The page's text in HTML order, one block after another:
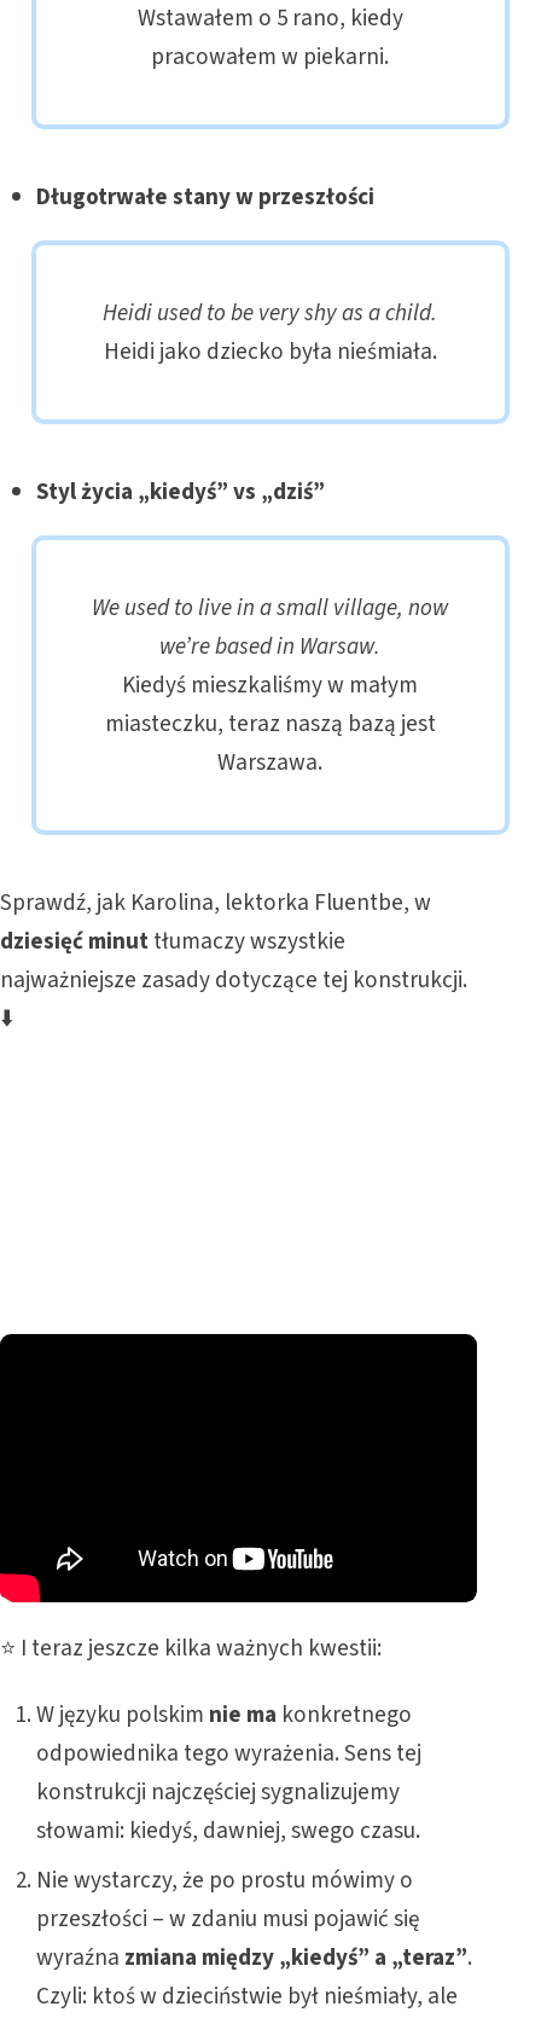
Wstawałem o 5 rano, kiedy
pracowałem w piekarni.
Długotrwałe stany w przeszłości
Heidi used to be very shy as a child.
Heidi jako dziecko była nieśmiała.
Styl życia „kiedyś” vs „dziś”
We used to live in a small village, now
we’re based in Warsaw.
Kiedyś mieszkaliśmy w małym
miasteczku, teraz naszą bazą jest
Warszawa.
Sprawdź, jak Karolina, lektorka Fluentbe, w
dziesięć minuttłumaczy wszystkie
najważniejsze zasady dotyczące tej konstrukcji.
⬇️
⭐ I teraz jeszcze kilka ważnych kwestii:
W języku polskim nie ma konkretnego
odpowiednika tego wyrażenia. Sens tej
konstrukcji najczęściej sygnalizujemy
słowami: kiedyś, dawniej, swego czasu.
Nie wystarczy, że po prostu mówimy o
przeszłości – w zdaniu musi pojawić się
wyraźna zmiana między „kiedyś” a „teraz”.
Czyli: ktoś w dzieciństwie był nieśmiały, ale